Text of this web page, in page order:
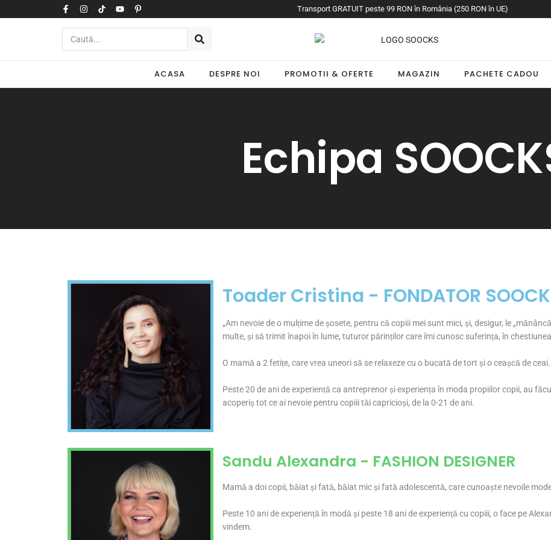
Transport GRATUIT peste 99 RON în România (250 RON în UE)
ACASA DESPRE NOI PROMOTII & OFERTE MAGAZIN PACHETE CADOU
Echipa
Toader Cristina - FONDATOR
„Am nevoie de o mulțime de șosete, pentru că copiii mei sunt mici, și, desigur, le
multe, și să trimit înapoi în lume, tuturor părinților care îmi cunosc suferința, în
O mamă a 2 fetițe, care vrea uneori să se relaxeze cu o bucată de tort și o ceașcă de ceai.
Peste 20 de ani de experiență ca antreprenor și experiența în moda propiilor copii, au
acoperiș tot ce ai nevoie pentru copiii tăi capricioși, de la 0-21 de ani.
Sandu Alexandra - FASHION DESIGNER
Mamă a doi copii, băiat și fată, băiat mic și fată adolescentă, care cunoaște nevoile
Peste 10 ani de experiență în modă și peste 18 ani de experiență cu copiii, o face pe
vindem.